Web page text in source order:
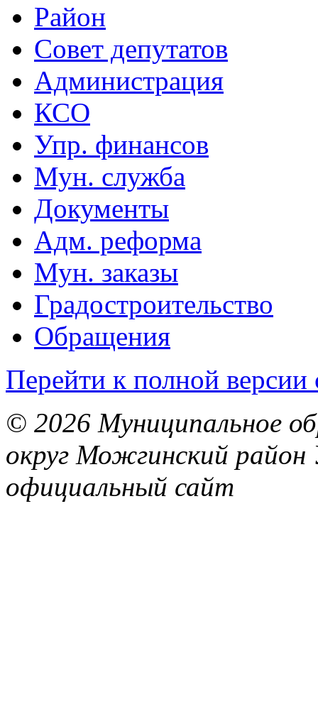
Район
Совет депутатов
Администрация
КСО
Упр. финансов
Мун. служба
Документы
Адм. реформа
Мун. заказы
Градостроительство
Обращения
Перейти к полной версии
© 2026 Муниципальное
округ Можгинский район
официальный сайт